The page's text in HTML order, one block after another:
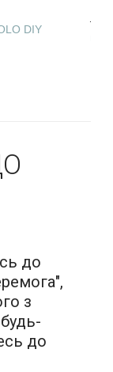
DIY
до
з
до